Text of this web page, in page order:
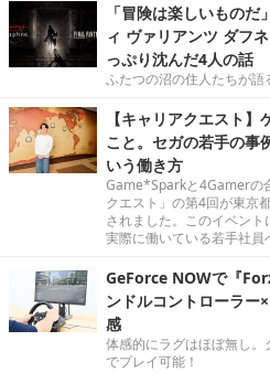
「冒険は楽しいもの
ィ ヴァリアンツ ダフ
っぷり沈んだ4人の話
ふたつの沼の住人たちが語
【キャリアクエスト
こと。セガの若手の事
いう働き方
Game*Sparkと4Gamerの
クエスト」の第4回が東京
されました。このイベン
実際に働いている若手社員
GeForce NOWで『
ンドルコントローラー
感
体感的にラグはほぼ無し
でプレイ可能！